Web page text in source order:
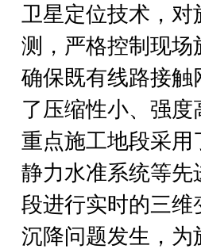
卫星定位技术，
测，严格控制现
确保既有线路接
了压缩性小、强
重点施工地段采
静力水准系统等
段进行实时的三
沉降问题发生，